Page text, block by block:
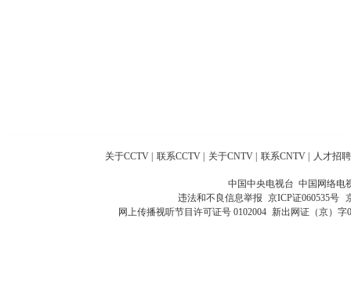
关于CCTV 联系CCTV 关于CNTV 联系CNTV 人才招聘
中国中央电视台 中国网络电
违法和不良信息举报 京ICP证060535号
网上传播视听节目许可证号 0102004 新出网证（京）